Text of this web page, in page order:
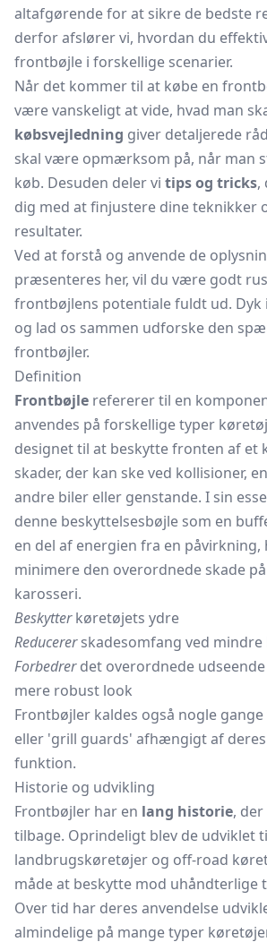
altafgørende for at sikre de bedste
derfor afslører vi, hvordan du
frontbøjle i forskellige scenarier.
Når det kommer til at købe en
være vanskeligt at vide, hvad man
købsvejledning giver detaljerede
skal være opmærksom på, når man
køb. Desuden deler vi tips og tricks,
dig med at finjustere dine teknikker
resultater.
Ved at forstå og anvende de
præsenteres her, vil du være godt
frontbøjlens potentiale fuldt ud. Dyk
og lad os sammen udforske den
frontbøjler.
Definition
Frontbøjle refererer til en
anvendes på forskellige typer
designet til at beskytte fronten af et
skader, der kan ske ved kollisioner,
andre biler eller genstande. I sin
denne beskyttelsesbøjle som en
en del af energien fra en påvirkning,
minimere den overordnede skade
karosseri.
Beskytterkøretøjets ydre
Reducererskadesomfang ved
Forbedrerdet overordnede
mere robust look
Frontbøjler kaldes også nogle
eller 'grill guards' afhængigt af
funktion.
Historie og udvikling
Frontbøjler har en lang historie,
tilbage. Oprindeligt blev de udviklet
landbrugskøretøjer og off-road
måde at beskytte mod
Over tid har deres anvendelse
almindelige på mange typer